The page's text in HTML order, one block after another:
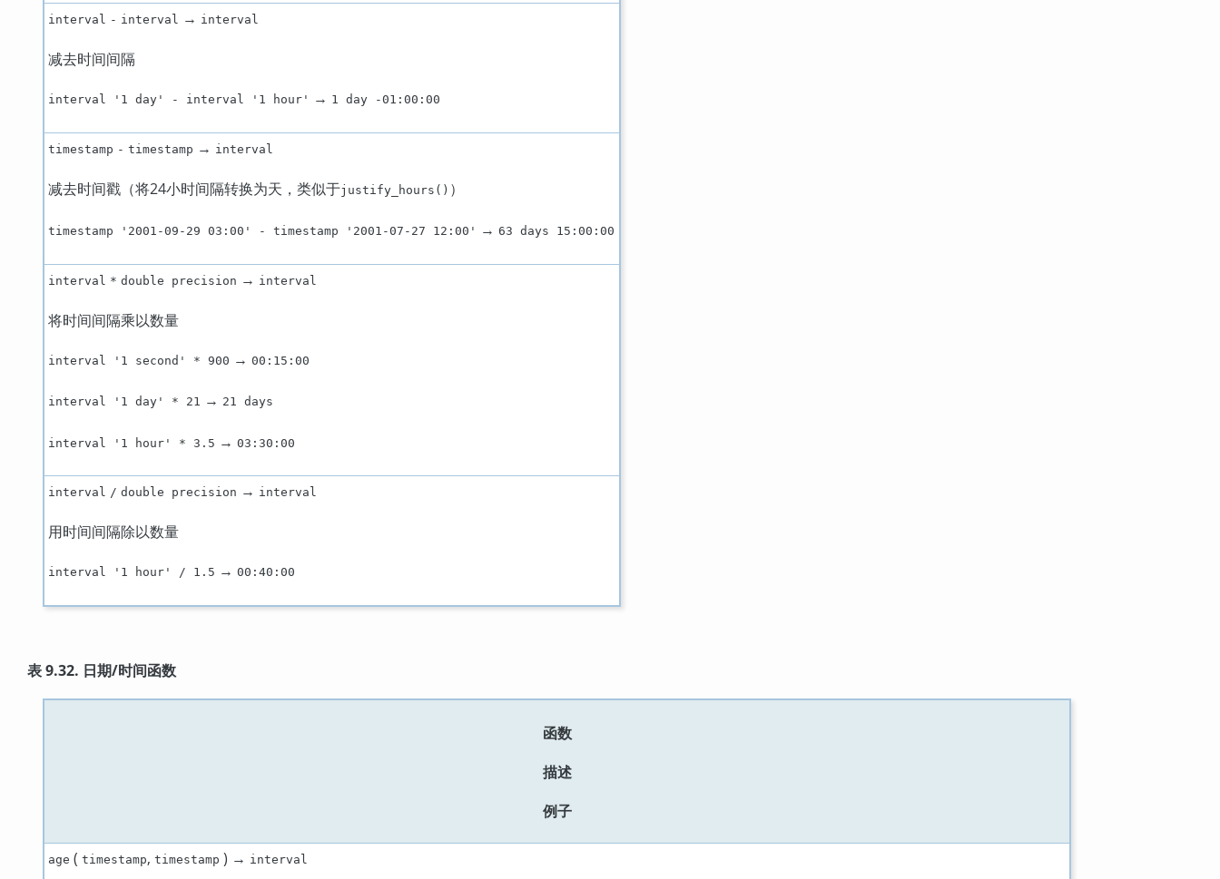
interval - interval → interval
减去时间间隔
interval '1 day' - interval '1 hour' → 1 day -01:00:00
timestamp - timestamp → interval
减去时间戳（将24小时间隔转换为天，类似于justify_hours() ）
timestamp '2001-09-29 03:00' - timestamp '2001-07-27 12:00' →63 days 15:00:00
interval * double precision → interval
将时间间隔乘以数量
interval '1 second' * 900 →00:15:00
interval '1 day' * 21 → 21 days
interval '1 hour' * 3.5 →03:30:00
interval / double precision → interval
用时间间隔除以数量
interval '1 hour' / 1.5 →00:40:00
表 9.32. 日期/时间函数
函数
描述
例子
age (timestamp,timestamp ) → interval